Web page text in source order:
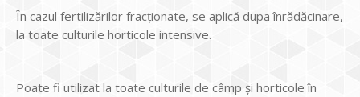
În cazul fertilizărilor fracționate, se aplică dupa înrădăcinare,
la toate culturile horticole intensive.
Poate fi utilizat la toate culturile de câmp şi horticole în